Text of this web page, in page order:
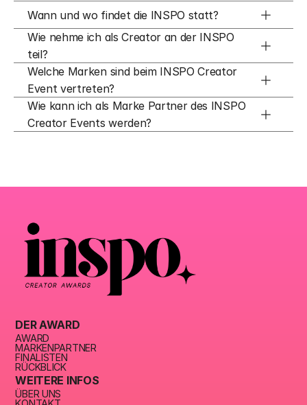
Wann und wo findet die INSPO statt?
Wie nehme ich als Creator an der INSPO
teil?
Welche Marken sind beim INSPO Creator
Event vertreten?
Wie kann ich als Marke Partner des INSPO
Creator Events werden?
DER AWARD
AWARD
MARKENPARTNER
FINALISTEN
RÜCKBLICK
WEITERE INFOS
ÜBER UNS